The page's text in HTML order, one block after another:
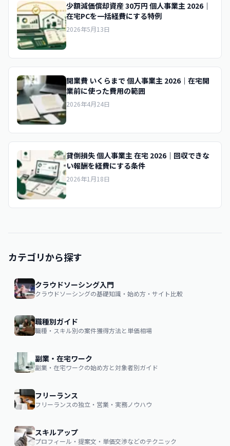
少額減価償却資産 30万円 個人事業主 2026｜
在宅PCを一括経費にする特例
2026年5月13日
開業費 いくらまで 個人事業主 2026｜在宅開
業前に使った費用の範囲
2026年4月24日
貸倒損失 個人事業主 在宅 2026｜回収できな
い報酬を経費にする条件
2026年1月18日
カテゴリから探す
クラウドソーシング入門
クラウドソーシングの基礎知識・始め方・サイト比較
職種別ガイド
職種・スキル別の案件獲得方法と単価相場
副業・在宅ワーク
副業・在宅ワークの始め方と対象者別ガイド
フリーランス
フリーランスの独立・営業・実務ノウハウ
スキルアップ
プロフィール・提案文・単価交渉などのテクニック